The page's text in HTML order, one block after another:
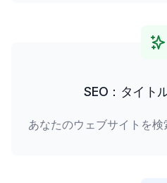
SEO：タイト
あなたのウェブサイトを検